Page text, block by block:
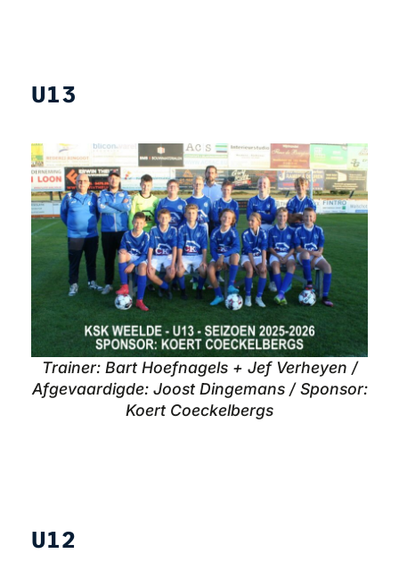
U13
Trainer: Bart Hoefnagels + Jef Verheyen /
Afgevaardigde: Joost Dingemans / Sponsor:
Koert Coeckelbergs
U12